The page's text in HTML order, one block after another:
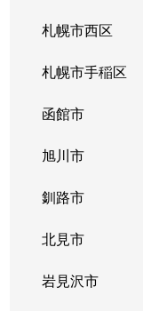
月寒東４条
月寒東４条
月寒東５条
豊平２条
豊平２条
豊平３条
豊平４条
札幌市西区
札幌市手稲区
函館市
旭川市
釧路市
北見市
岩見沢市